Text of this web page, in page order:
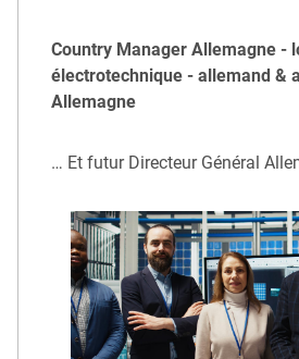
Country Manager Allemagne -
électrotechnique - allemand &
Allemagne
… Et futur Directeur Général